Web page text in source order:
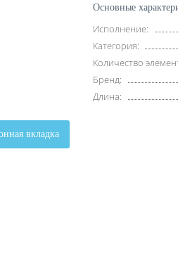
Основные
Исполнение:
Категория:
Количество
Бренд:
Длина:
вкладка